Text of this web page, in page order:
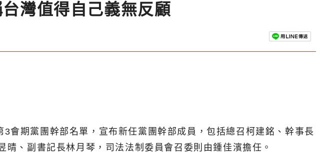
灣值得自己義無反顧
期黨團幹部名單，宣布新任黨團幹部成員，包括總召柯建銘、幹事長
、副書記長林月琴，司法法制委員會召委則由鍾佳濱擔任。